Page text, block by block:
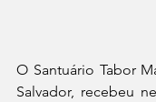
O Santuário Tabor
Salvador, recebeu